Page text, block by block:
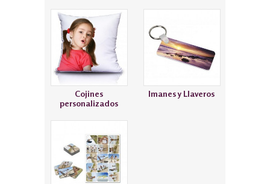
Cojines
personalizados
Imanes y Llaveros